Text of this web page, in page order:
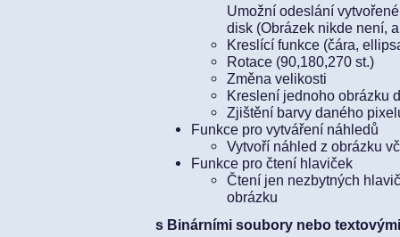
Umožní odeslání
disk (Obrázek nikde není,
Kreslící funkce (čára,
Rotace (90,180,270 st.)
Změna velikosti
Kreslení jednoho obrázku
Zjištění barvy daného
Funkce pro vytváření náhledů
Vytvoří náhled z obrázku
Funkce pro čtení hlaviček
Čtení jen nezbytných
obrázku
s Binárními soubory nebo